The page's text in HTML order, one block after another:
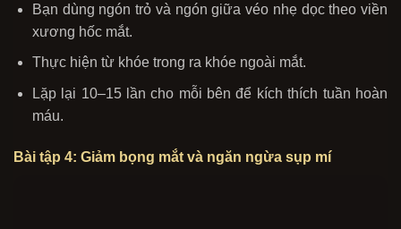
Bạn dùng ngón trỏ và ngón giữa véo nhẹ dọc theo viền
xương hốc mắt.
Thực hiện từ khóe trong ra khóe ngoài mắt.
Lặp lại 10–15 lần cho mỗi bên để kích thích tuần hoàn
máu.
Bài tập 4: Giảm bọng mắt và ngăn ngừa sụp mí